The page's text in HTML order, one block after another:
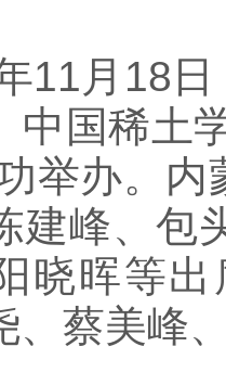
月18日
中国稀土
举办。
建峰、包
晓晖等
、蔡美峰